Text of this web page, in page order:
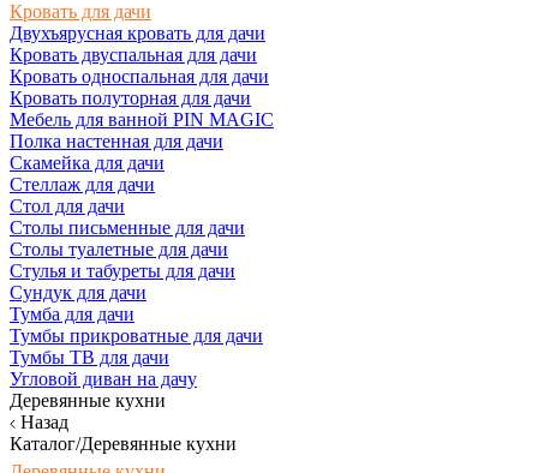
Кровать для дачи
Двухъярусная кровать для дачи
Кровать двуспальная для дачи
Кровать односпальная для дачи
Кровать полуторная для дачи
Мебель для ванной PIN MAGIC
Полка настенная для дачи
Скамейка для дачи
Стеллаж для дачи
Стол для дачи
Столы письменные для дачи
Столы туалетные для дачи
Стулья и табуреты для дачи
Сундук для дачи
Тумба для дачи
Тумбы прикроватные для дачи
Тумбы ТВ для дачи
Угловой диван на дачу
Деревянные кухни
Назад
Каталог/Деревянные кухни